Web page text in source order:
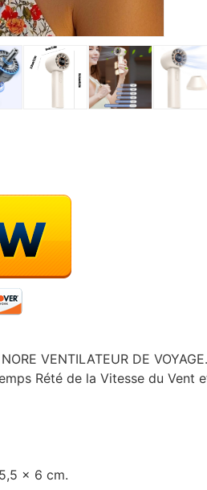
NORE VENTILATEUR DE
Rété de la Vitesse du
x 6 cm.